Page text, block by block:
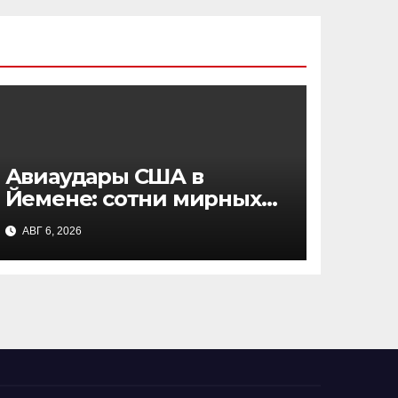
Авиаудары США в
Йемене: сотни мирных
жителей стали
жертвами, данные NBC
АВГ 6, 2026